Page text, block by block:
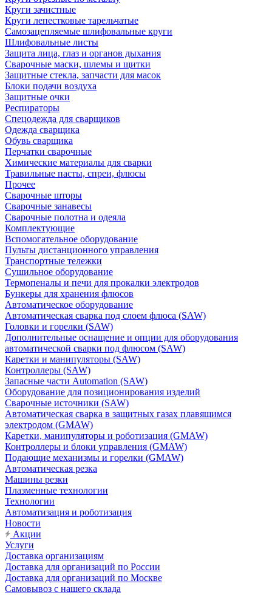
Круги зачистные
Круги лепестковые тарельчатые
Самозацепляемые шлифовальные круги
Шлифовальные листы
Защита лица, глаз и органов дыхания
Сварочные маски, шлемы и щитки
Защитные стекла, запчасти для масок
Блоки подачи воздуха
Защитные очки
Респираторы
Спецодежда для сварщиков
Одежда сварщика
Обувь сварщика
Перчатки сварочные
Химические материалы для сварки
Травильные пасты, спреи, флюсы
Прочее
Сварочные шторы
Сварочные занавесы
Сварочные полотна и одеяла
Комплектующие
Вспомогательное оборудование
Пульты дистанционного управления
Транспортные тележки
Сушильное оборудование
Термопеналы и печи для прокалки электродов
Бункеры для хранения флюсов
Автоматическое оборудование
Автоматическая сварка под слоем флюса (SAW)
Головки и горелки (SAW)
Дополнительные оснащение и опции для оборудования
автоматической сварки под флюсом (SAW)
Каретки и манипуляторы (SAW)
Контроллеры (SAW)
Запасные части Automation (SAW)
Оборудование для позиционирования изделий
Сварочные источники (SAW)
Автоматическая сварка в защитных газах плавящимся
электродом (GMAW)
Каретки, манипуляторы и роботизация (GMAW)
Контроллеры и блоки управления (GMAW)
Подающие механизмы и горелки (GMAW)
Автоматическая резка
Машины резки
Плазменные технологии
Технологии
Автоматизация и роботизация
Новости
Акции
Услуги
Доставка организациям
Доставка для организаций по России
Доставка для организаций по Москве
Самовывоз с нашего склада